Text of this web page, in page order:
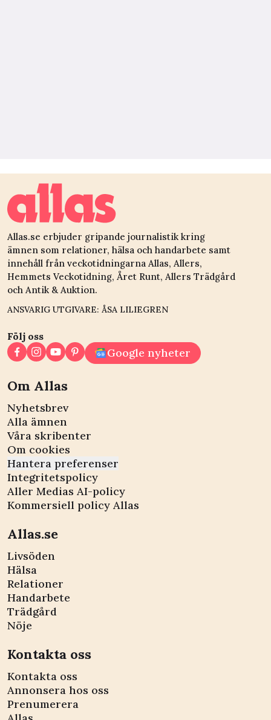
Allas.se erbjuder gripande journalistik kring
ämnen som relationer, hälsa och handarbete samt
innehåll från veckotidningarna Allas, Allers,
Hemmets Veckotidning, Året Runt, Allers Trädgård
och Antik & Auktion.
ANSVARIG UTGIVARE: ÅSA LILIEGREN
Följ oss
Google nyheter
Om Allas
Nyhetsbrev
Alla ämnen
Våra skribenter
Om cookies
Hantera preferenser
Integritetspolicy
Aller Medias AI-policy
Kommersiell policy Allas
Allas.se
Livsöden
Hälsa
Relationer
Handarbete
Trädgård
Nöje
Kontakta oss
Kontakta oss
Annonsera hos oss
Prenumerera